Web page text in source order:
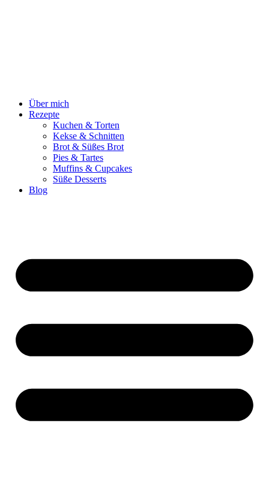
Über mich
Rezepte
Kuchen & Torten
Kekse & Schnitten
Brot & Süßes Brot
Pies & Tartes
Muffins & Cupcakes
Süße Desserts
Blog